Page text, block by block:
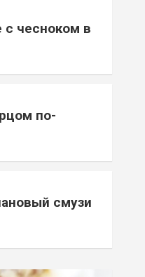
с чесноком в
по-
смузи